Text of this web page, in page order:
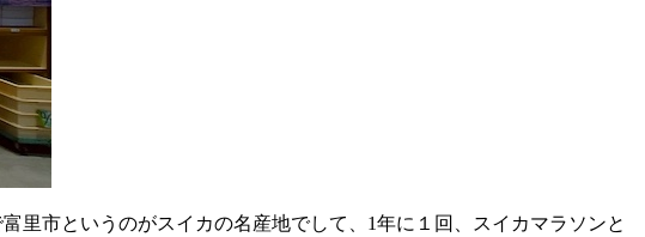
里市というのがスイカの名産地でして、1年に１回、スイカマラソンと